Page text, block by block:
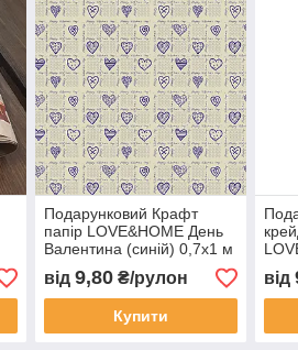
Подарунковий Крафт
папір LOVE&HOME День
Валентина (синій) 0,7х1 м
70 г/м² (1PAPPR113)
від 9,80₴/рулон
Купити
м
від